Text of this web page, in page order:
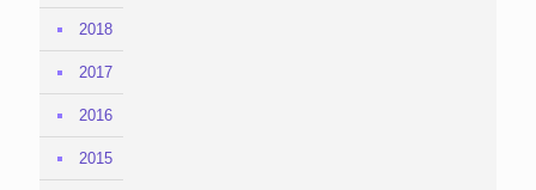
2018
2017
2016
2015